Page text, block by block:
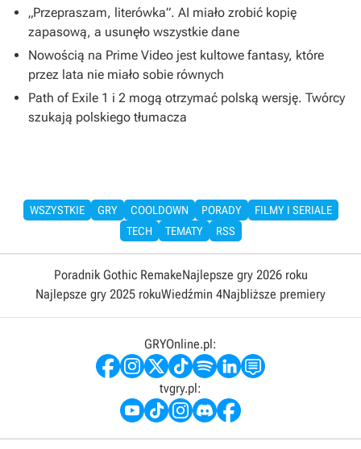
„Przepraszam, literówka”. AI miało zrobić kopię
zapasową, a usunęło wszystkie dane
Nowością na Prime Video jest kultowe fantasy, które
przez lata nie miało sobie równych
Path of Exile 1 i 2 mogą otrzymać polską wersję. Twórcy
szukają polskiego tłumacza
WSZYSTKIE GRY COOLDOWN PORADY
FILMY I SERIALE
TECH
TEMATY RSS
Poradnik Gothic RemakeNajlepsze gry 2026 roku
Najlepsze gry 2025 rokuWiedźmin 4Najbliższe premiery
GRYOnline.pl:
tvgry.pl: